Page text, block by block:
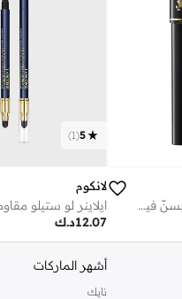
أرتلاينر آيلاينر لطيف بسنّ فيلت 0.047 أونصة رقم 09 أزرق معدني ماكياج
5
(
1
)
لانكوم
د.ك12.07
أشهر الماركات
نايك